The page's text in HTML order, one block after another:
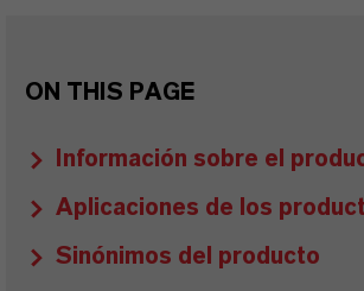
ON THIS PAGE
Información sobre el
Aplicaciones de los
Sinónimos del producto